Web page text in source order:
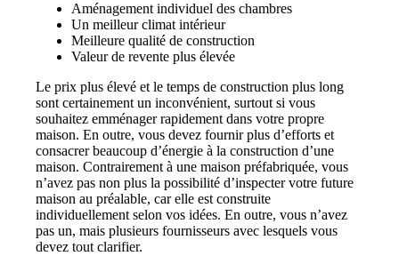
Aménagement individuel des chambres
Un meilleur climat intérieur
Meilleure qualité de construction
Valeur de revente plus élevée
Le prix plus élevé et le temps de construction plus long
sont certainement un inconvénient, surtout si vous
souhaitez emménager rapidement dans votre propre
maison. En outre, vous devez fournir plus d’efforts et
consacrer beaucoup d’énergie à la construction d’une
maison. Contrairement à une maison préfabriquée, vous
n’avez pas non plus la possibilité d’inspecter votre future
maison au préalable, car elle est construite
individuellement selon vos idées. En outre, vous n’avez
pas un, mais plusieurs fournisseurs avec lesquels vous
devez tout clarifier.